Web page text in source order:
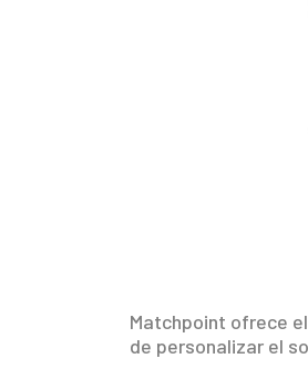
Matchpoint ofrece
de personalizar el